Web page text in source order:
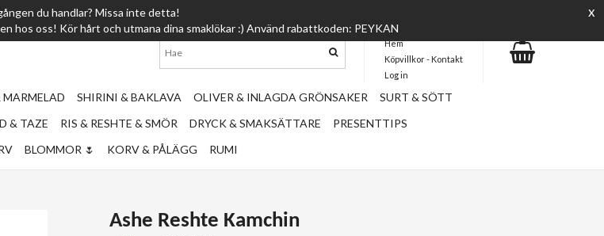
x
du handlar? Missa inte detta!
hos oss! Kör hårt och utmana dina smaklökar :) Använd rabattkoden: PEYKAN
Ashe Reshte Kamchin
Hem
Köpvillkor - Kontakt
Log in
MARMELAD SHIRINI & BAKLAVA OLIVER & INLAGDA GRÖNSAKER
SURT & SÖTT
& TAZE RIS & RESHTE & SMÖR DRYCK & SMAKSÄTTARE
PRESENTTIPS
BLOMMOR 🌷 KORV & PÅLÄGG RUMI